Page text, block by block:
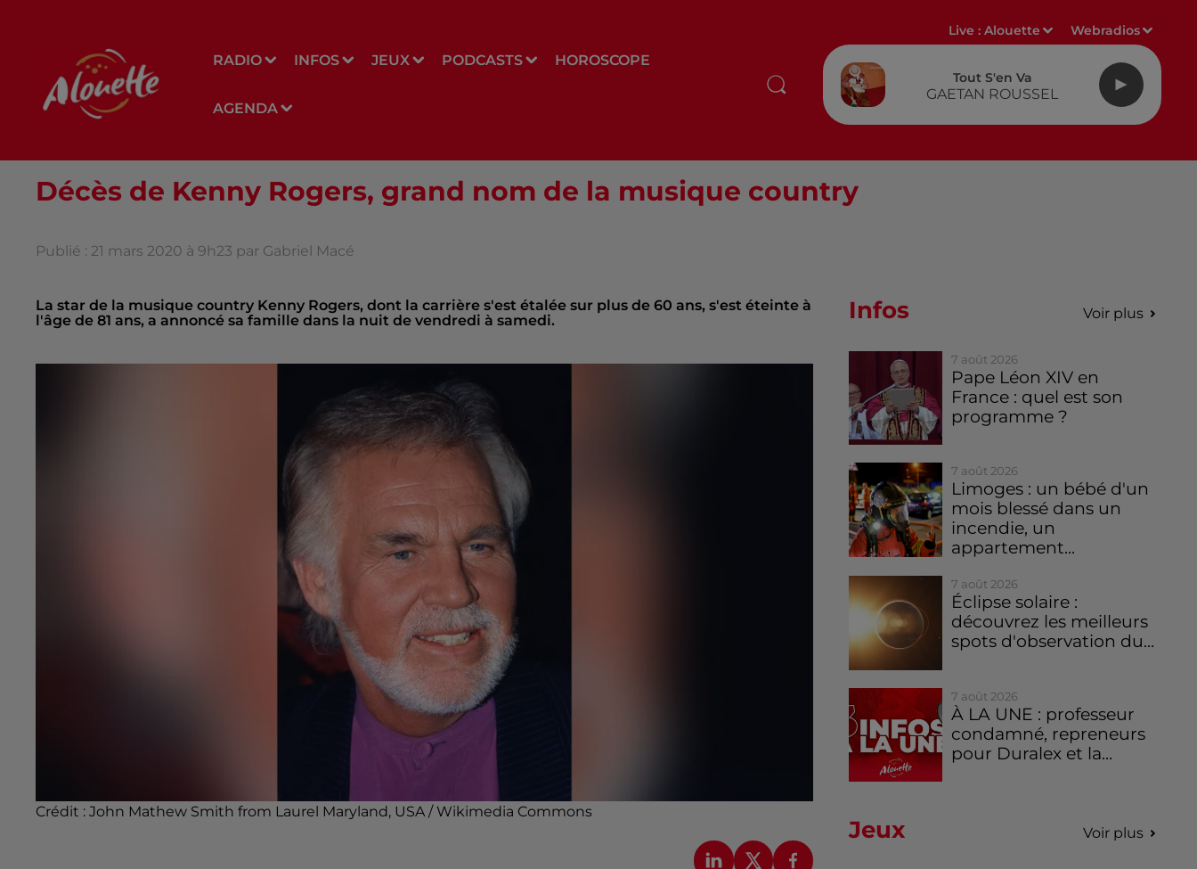
RADIO INFOS JEUX PODCASTS HOROSCOPE
AGENDA
Live :Alouette Webradios
Tout S'en Va
GAETAN ROUSSEL
Décès de Kenny Rogers, grand nom de la musique country
Publié : 21 mars 2020 à 9h23 par Gabriel Macé
La star de la musique country Kenny Rogers, dont la carrière s'est étalée sur plus de 60 ans, s'est éteinte à
l'âge de 81 ans, a annoncé sa famille dans la nuit de vendredi à samedi.
Crédit : John Mathew Smith from Laurel Maryland, USA / Wikimedia Commons
Infos Voir plus
7 août 2026
Pape Léon XIV en
France : quel est son
programme ?
7 août 2026
Limoges : un bébé d'un
mois blessé dans un
incendie, un
appartement...
7 août 2026
Éclipse solaire :
découvrez les meilleurs
spots d'observation du...
7 août 2026
À LA UNE : professeur
condamné, repreneurs
pour Duralex et la...
Jeux Voir plus